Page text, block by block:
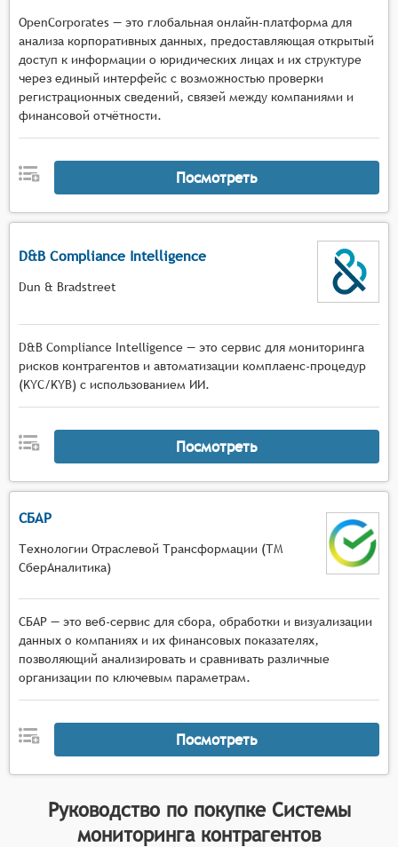
OpenCorporates — это глобальная онлайн-платформа для
анализа корпоративных данных, предоставляющая открытый
доступ к информации о юридических лицах и их структуре
через единый интерфейс с возможностью проверки
регистрационных сведений, связей между компаниями и
финансовой отчётности.
Посмотреть
D&B Compliance Intelligence
Dun & Bradstreet
D&B Compliance Intelligence — это сервис для мониторинга
рисков контрагентов и автоматизации комплаенс-процедур
(KYC/KYB) с использованием ИИ.
Посмотреть
СБАР
Технологии Отраслевой Трансформации (ТМ
СберАналитика)
СБАР — это веб-сервис для сбора, обработки и визуализации
данных о компаниях и их финансовых показателях,
позволяющий анализировать и сравнивать различные
организации по ключевым параметрам.
Посмотреть
Руководство по покупке Системы
мониторинга контрагентов